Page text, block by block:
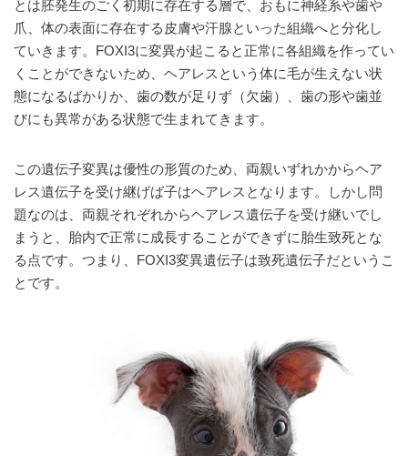
とは胚発生のごく初期に存在する層で、おもに神経系や歯や
爪、体の表面に存在する皮膚や汗腺といった組織へと分化し
ていきます。FOXI3に変異が起こると正常に各組織を作ってい
くことができないため、ヘアレスという体に毛が生えない状
態になるばかりか、歯の数が足りず（欠歯）、歯の形や歯並
びにも異常がある状態で生まれてきます。
この遺伝子変異は優性の形質のため、両親いずれかからヘア
レス遺伝子を受け継げば子はヘアレスとなります。しかし問
題なのは、両親それぞれからヘアレス遺伝子を受け継いでし
まうと、胎内で正常に成長することができずに胎生致死とな
る点です。つまり、FOXI3変異遺伝子は致死遺伝子だというこ
とです。